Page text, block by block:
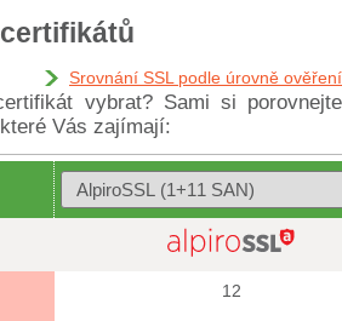
Srovnání SSL podle úrovně ověření
vybrat? Sami si porovnejte
Vás zajímají:
12